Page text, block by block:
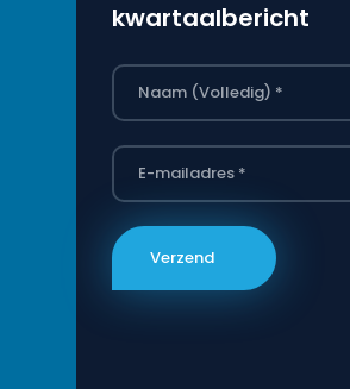
kwartaalbericht